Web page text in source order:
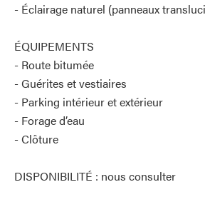
- Éclairage naturel (panneaux
ÉQUIPEMENTS
- Route bitumée
- Guérites et vestiaires
- Parking intérieur et extérieur
- Forage d’eau
- Clôture
DISPONIBILITÉ : nous consulter